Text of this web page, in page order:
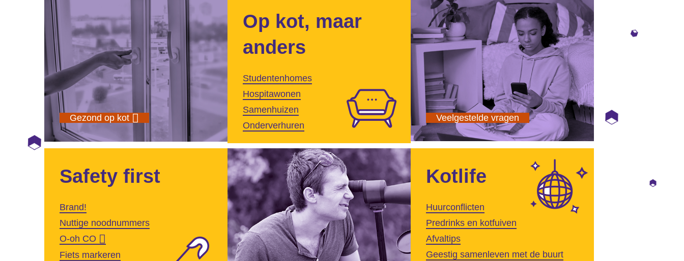
Gezond op kot
Op kot, maar
anders
Studentenhomes
Hospitawonen
Samenhuizen
Onderverhuren
Veelgestelde vragen
Safety first
Brand!
Nuttige noodnummers
O-oh CO
Fiets markeren
Kotlife
Huurconflicten
Predrinks en kotfuiven
Afvaltips
Geestig samenleven met de buurt